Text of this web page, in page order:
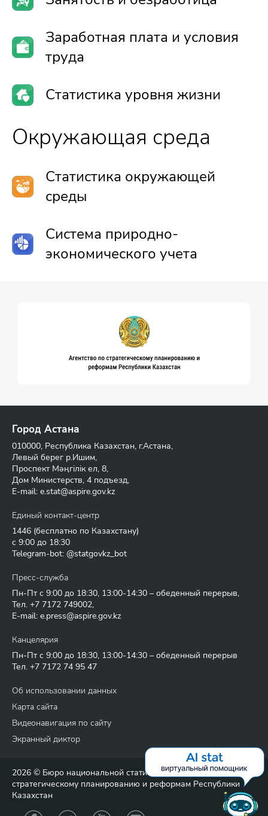
Заработная плата и условия
труда
Статистика уровня жизни
Окружающая среда
Статистика окружающей
среды
Система природно-
экономического учета
Город Астана
010000, Республика Казахстан, г.Астана,
Левый берег р.Ишим,
Проспект Мәңгілік ел, 8,
Дом Министерств, 4 подъезд,
E-mail: e.stat@aspire.gov.kz
Единый контакт-центр
1446 (бесплатно по Казахстану)
с 9:00 до 18:30
Telegram-bot: @statgovkz_bot
Пресс-служба
Пн-Пт с 9:00 до 18:30, 13:00-14:30 – обеденный перерыв,
Тел. +7 7172 749002,
E-mail: e.press@aspire.gov.kz
Канцелярия
Пн-Пт с 9:00 до 18:30, 13:00-14:30 – обеденный перерыв
Тел. +7 7172 74 95 47
Об использовании данных
Карта сайта
Видеонавигация по сайту
Экранный диктор
2026 © Бюро национальной статистики Агентства по
стратегическому планированию и реформам Республики
Казахстан